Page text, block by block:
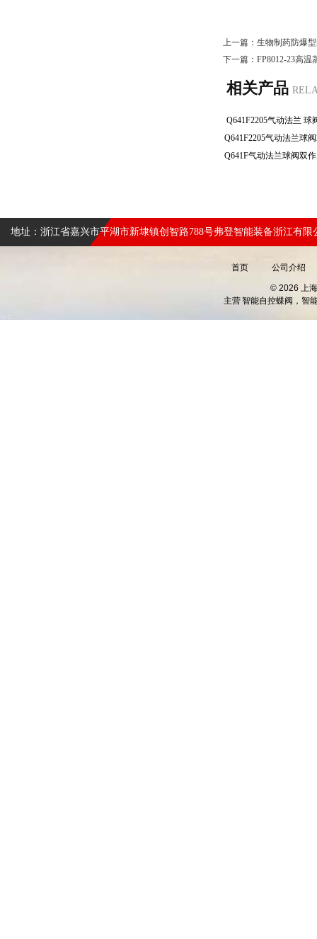
上一篇： 生物制药防爆
下一篇： FP8012-23高
相关产品
Q641F2205气动法兰
地址：浙江省嘉兴市平湖市新埭镇创智路788号弗登智能装备浙江有限
首页 公司介绍
© 2026 上
主营智能自控蝶阀，智